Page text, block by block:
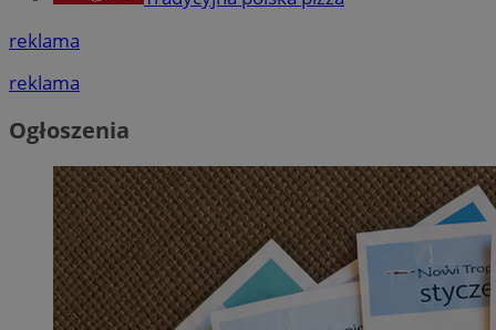
reklama
reklama
Ogłoszenia